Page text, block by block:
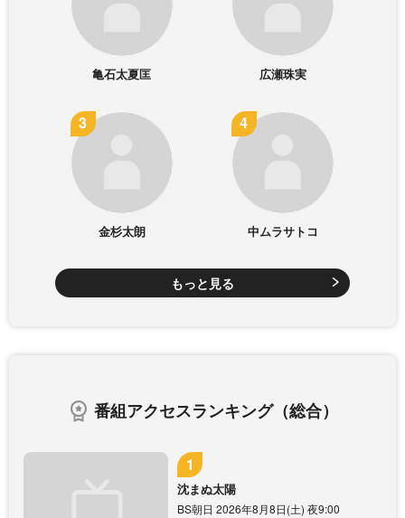
亀石太夏匡 広瀬珠実
金杉太朗 中ムラサトコ
もっと見る
番組アクセスランキング（総合）
沈まぬ太陽
BS朝日 2026年8月8日(土) 夜9:00